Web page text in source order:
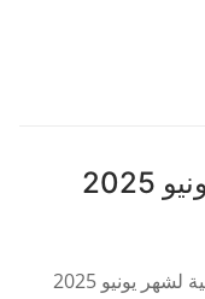
للتحميل مجانا كتاب تأملات الأطفال اليومية لشهر يونيو 2025